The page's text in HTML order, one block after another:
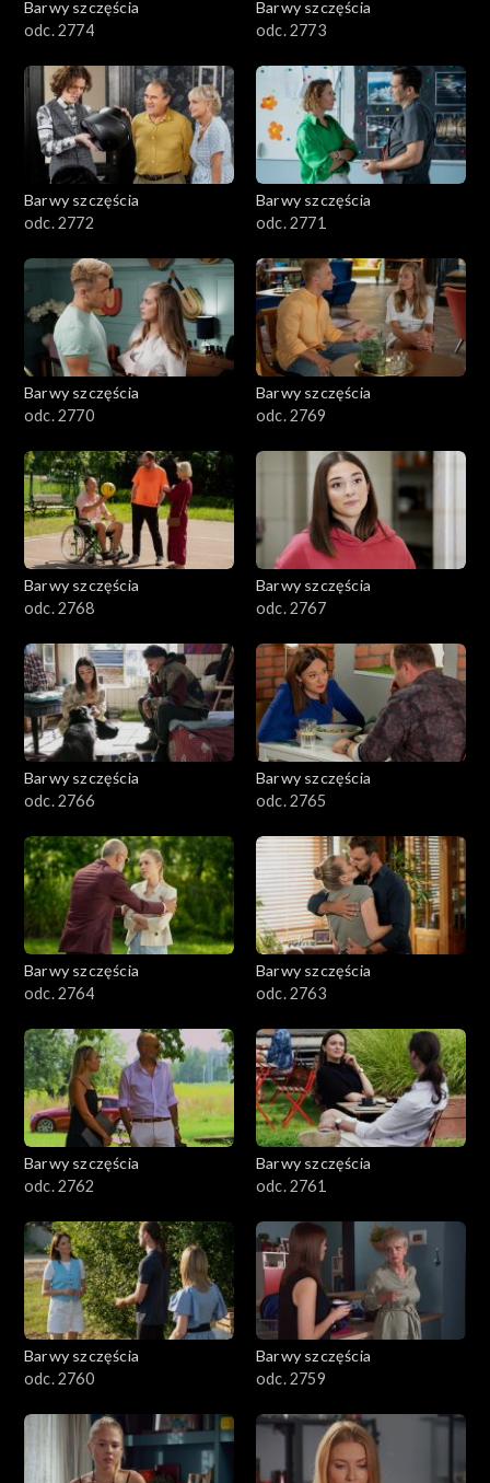
Barwy szczęścia
odc. 2774
Barwy szczęścia
odc. 2773
Barwy szczęścia
odc. 2772
Barwy szczęścia
odc. 2771
Barwy szczęścia
odc. 2770
Barwy szczęścia
odc. 2769
Barwy szczęścia
odc. 2768
Barwy szczęścia
odc. 2767
Barwy szczęścia
odc. 2766
Barwy szczęścia
odc. 2765
Barwy szczęścia
odc. 2764
Barwy szczęścia
odc. 2763
Barwy szczęścia
odc. 2762
Barwy szczęścia
odc. 2761
Barwy szczęścia
odc. 2760
Barwy szczęścia
odc. 2759